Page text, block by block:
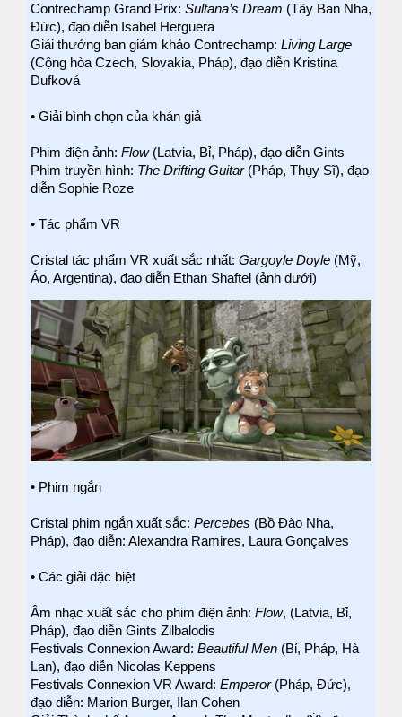
Contrechamp Grand Prix: Sultana’s Dream (Tây Ban Nha,
Đức), đạo diễn Isabel Herguera
Giải thưởng ban giám khảo Contrechamp: Living Large
(Cộng hòa Czech, Slovakia, Pháp), đạo diễn Kristina
Dufková
• Giải bình chọn của khán giả
Phim điện ảnh: Flow(Latvia, Bỉ, Pháp), đạo diễn Gints
Phim truyền hình: The Drifting Guitar(Pháp, Thụy Sĩ), đạo
diễn Sophie Roze
• Tác phẩm VR
Cristal tác phẩm VR xuất sắc nhất: Gargoyle Doyle (Mỹ,
Áo, Argentina), đạo diễn Ethan Shaftel (ảnh dưới)
• Phim ngắn
Cristal phim ngắn xuất sắc: Percebes (Bồ Đào Nha,
Pháp), đạo diễn: Alexandra Ramires, Laura Gonçalves
• Các giải đặc biệt
Âm nhạc xuất sắc cho phim điện ảnh: Flow, (Latvia, Bỉ,
Pháp), đạo diễn Gints Zilbalodis
Festivals Connexion Award: Beautiful Men (Bỉ, Pháp, Hà
Lan), đạo diễn Nicolas Keppens
Festivals Connexion VR Award: Emperor(Pháp, Đức),
đạo diễn: Marion Burger, Ilan Cohen